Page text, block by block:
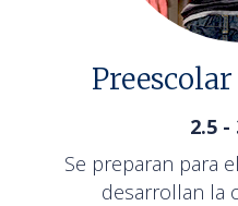
Preescolar
2.5 -
Se preparan para
desarrollan la